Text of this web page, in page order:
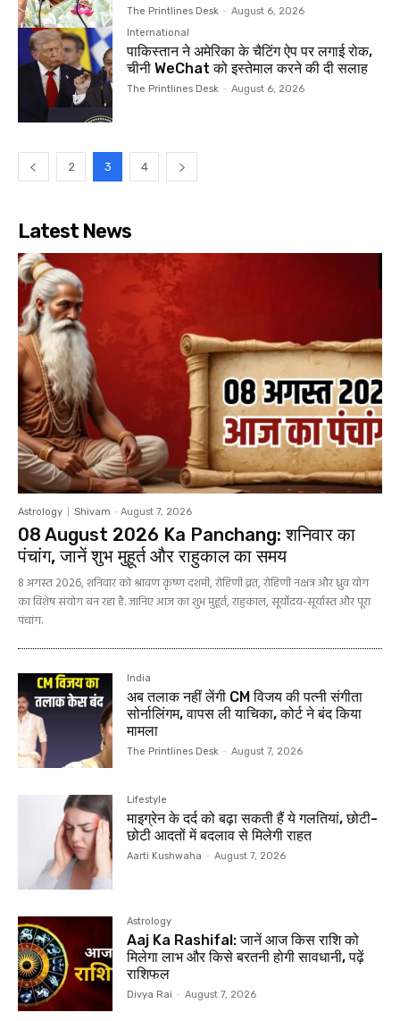
The Printlines Desk - August 6, 2026
International
पाकिस्तान ने अमेरिका के चैटिंग ऐप पर लगाई रोक,
चीनी WeChat को इस्तेमाल करने की दी सलाह
The Printlines Desk - August 6, 2026
2 3 4
Latest News
Astrology Shivam - August 7, 2026
08 August 2026 Ka Panchang: शनिवार का
पंचांग, जानें शुभ मुहूर्त और राहुकाल का समय
8 अगस्त 2026, शनिवार को श्रावण कृष्ण दशमी, रोहिणी व्रत, रोहिणी नक्षत्र और ध्रुव योग
का विशेष संयोग बन रहा है. जानिए आज का शुभ मुहूर्त, राहुकाल, सूर्योदय-सूर्यास्त और पूरा
पंचांग.
India
अब तलाक नहीं लेंगी CM विजय की पत्नी संगीता
सोर्नालिंगम, वापस ली याचिका, कोर्ट ने बंद किया
मामला
The Printlines Desk - August 7, 2026
Lifestyle
माइग्रेन के दर्द को बढ़ा सकती हैं ये गलतियां, छोटी-
छोटी आदतों में बदलाव से मिलेगी राहत
Aarti Kushwaha - August 7, 2026
Astrology
Aaj Ka Rashifal: जानें आज किस राशि को
मिलेगा लाभ और किसे बरतनी होगी सावधानी, पढ़ें
राशिफल
Divya Rai - August 7, 2026